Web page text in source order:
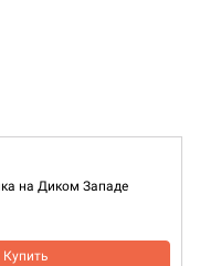
на Диком Западе
Купить